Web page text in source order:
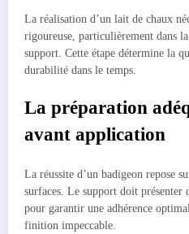
La réalisation d’un lait de chaux
rigoureuse, particulièrement dans
support. Cette étape détermine la
durabilité dans le temps.
La préparation
avant application
La réussite d’un badigeon repose
surfaces. Le support doit présenter
pour garantir une adhérence
finition impeccable.